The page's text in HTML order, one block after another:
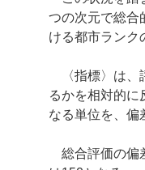
つの次元で総合
ける都市ランク
〈指標〉は、
るかを相対的に
なる単位を、偏
総合評価の偏